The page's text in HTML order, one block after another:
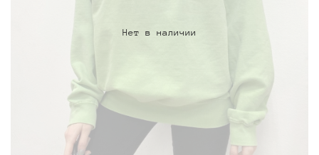
Нет в наличии